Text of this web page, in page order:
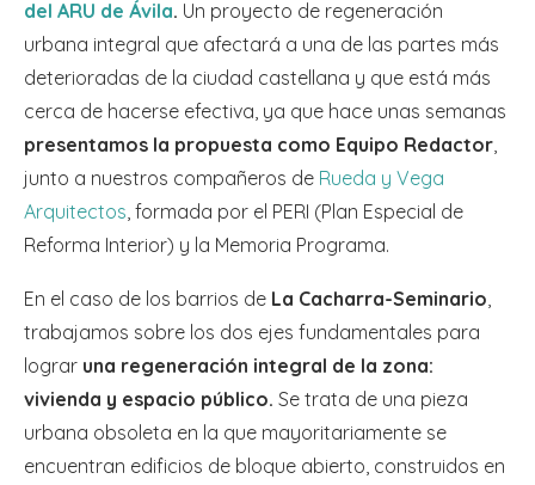
del ARU de Ávila. Un proyecto de regeneración
urbana integral que afectará a una de las partes más
deterioradas de la ciudad castellana y que está más
cerca de hacerse efectiva, ya que hace unas semanas
presentamos la propuesta como Equipo Redactor
junto a nuestros compañeros de Rueda y Vega
Arquitectos , formada por el PERI (Plan Especial de
Reforma Interior) y la Memoria Programa.
En el caso de los barrios de La Cacharra-Seminario
trabajamos sobre los dos ejes fundamentales para
lograr una regeneración integral de la zona:
vivienda y espacio público. Se trata de una pieza
urbana obsoleta en la que mayoritariamente se
encuentran edificios de bloque abierto, construidos en